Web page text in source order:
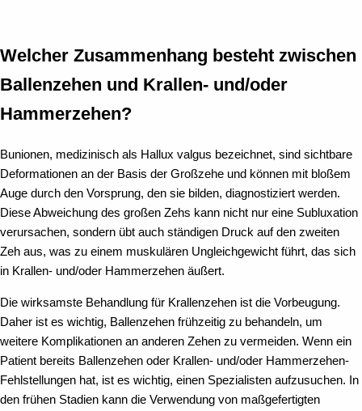
Welcher Zusammenhang besteht zwischen
Ballenzehen und Krallen- und/oder
Hammerzehen?
Bunionen, medizinisch als Hallux valgus bezeichnet, sind sichtbare
Deformationen an der Basis der Großzehe und können mit bloßem
Auge durch den Vorsprung, den sie bilden, diagnostiziert werden.
Diese Abweichung des großen Zehs kann nicht nur eine Subluxation
verursachen, sondern übt auch ständigen Druck auf den zweiten
Zeh aus, was zu einem muskulären Ungleichgewicht führt, das sich
in Krallen- und/oder Hammerzehen äußert.
Die wirksamste Behandlung für Krallenzehen ist die Vorbeugung.
Daher ist es wichtig, Ballenzehen frühzeitig zu behandeln, um
weitere Komplikationen an anderen Zehen zu vermeiden. Wenn ein
Patient bereits Ballenzehen oder Krallen- und/oder Hammerzehen-
Fehlstellungen hat, ist es wichtig, einen Spezialisten aufzusuchen. In
den frühen Stadien kann die Verwendung von maßgefertigten